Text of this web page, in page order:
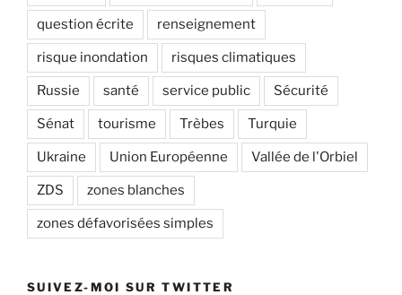
question écrite renseignement
risque inondation risques climatiques
Russie santé service public Sécurité
Sénat tourisme Trèbes Turquie
Ukraine Union Européenne Vallée de l'Orbiel
ZDS zones blanches
zones défavorisées simples
SUIVEZ-MOI SUR TWITTER